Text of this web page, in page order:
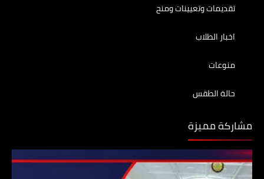
تقديمات وتعيينات ومنح
اخبار الطلاب
منوعات
حالة الطقس
مشاركة مميزة